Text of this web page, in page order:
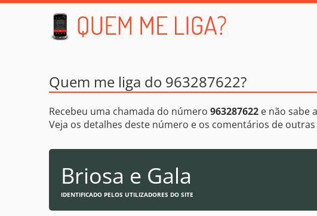
Quem me liga do 963287622?
Recebeu uma chamada do número 963287622 e não sabe
Veja os detalhes deste número e os comentários de
Briosa e Gala
IDENTIFICADO PELOS UTILIZADORES DO SITE